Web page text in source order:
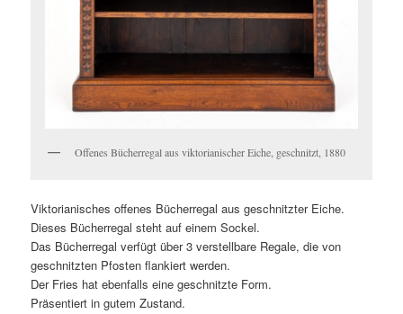
Offenes Bücherregal aus viktorianischer Eiche, geschnitzt, 1880
Viktorianisches offenes Bücherregal aus geschnitzter Eiche.
Dieses Bücherregal steht auf einem Sockel.
Das Bücherregal verfügt über 3 verstellbare Regale, die von
geschnitzten Pfosten flankiert werden.
Der Fries hat ebenfalls eine geschnitzte Form.
Präsentiert in gutem Zustand.